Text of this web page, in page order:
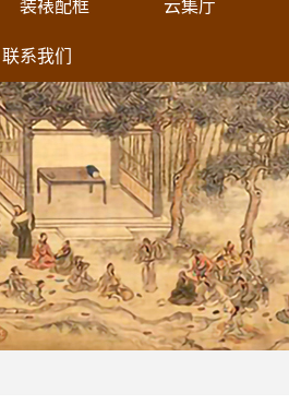
装裱配框 云集厅
联系我们